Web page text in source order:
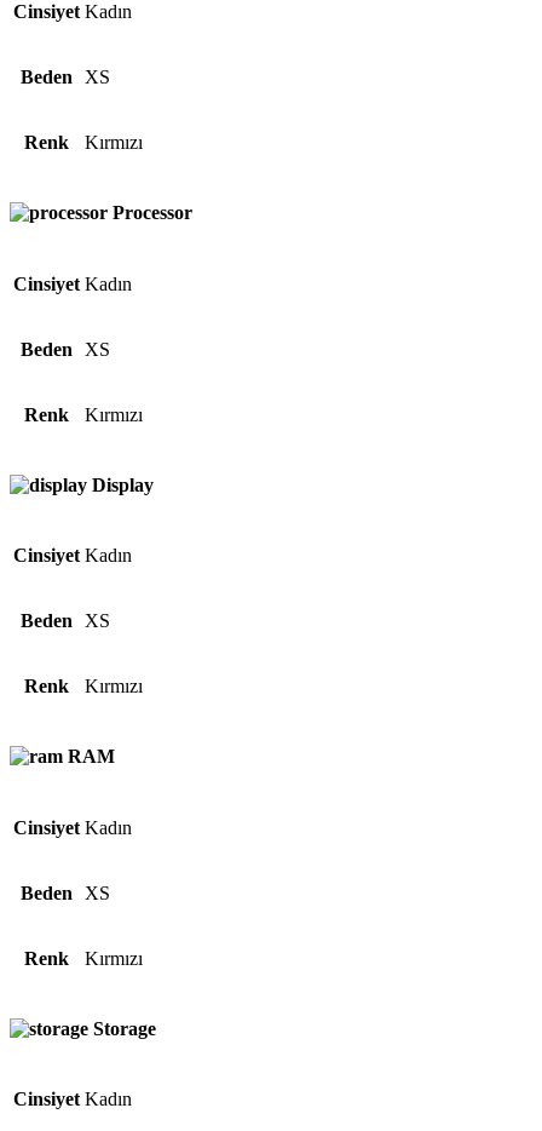
Cinsiyet Kadın
Beden XS
Renk Kırmızı
Processor
Cinsiyet Kadın
Beden XS
Renk Kırmızı
Display
Cinsiyet Kadın
Beden XS
Renk Kırmızı
RAM
Cinsiyet Kadın
Beden XS
Renk Kırmızı
Storage
Cinsiyet Kadın